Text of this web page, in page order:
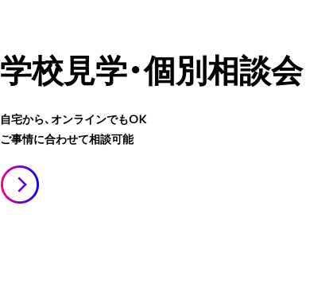
学校見学・個別相談会
自宅から、オンラインでもOK
ご事情に合わせて相談可能